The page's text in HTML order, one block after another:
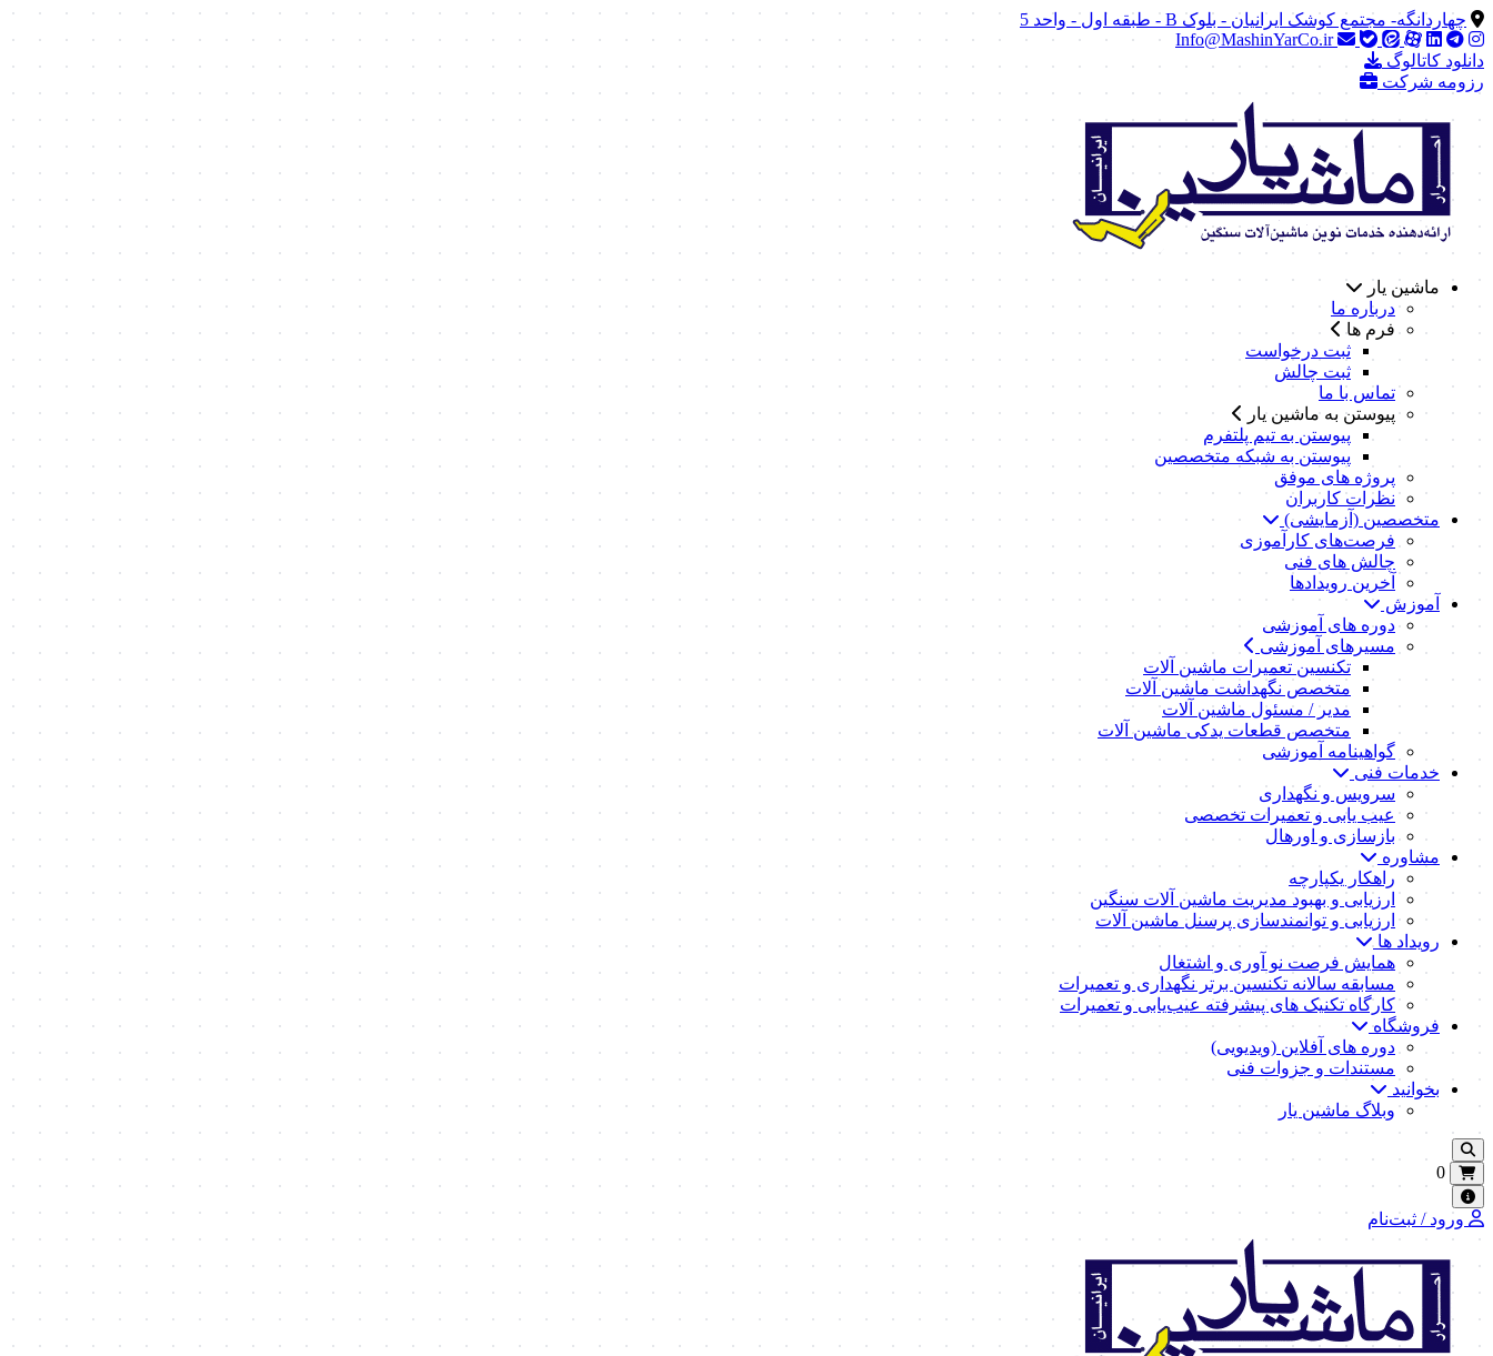
چهاردانگه- مجتمع کوشک ایرانیان - بلوک B - طبقه اول - واحد 5
Info@MashinYarCo.ir
دانلود کاتالوگ
رزومه شرکت
ماشین یار
درباره ما
فرم ها
ثبت درخواست
ثبت چالش
تماس با ما
پیوستن به ماشین یار
پیوستن به تیم پلتفرم
پیوستن به شبکه متخصصین
پروژه های موفق
نظرات کاربران
متخصصین (آزمایشی)
فرصت‌های کارآموزی
چالش های فنی
آخرین رویدادها
آموزش
دوره های آموزشی
مسیرهای آموزشی
تکنسین تعمیرات ماشین آلات
متخصص نگهداشت ماشین آلات
مدیر / مسئول ماشین آلات
متخصص قطعات یدکی ماشین آلات
گواهینامه آموزشی
خدمات فنی
سرویس و نگهداری
عیب یابی و تعمیرات تخصصی
بازسازی و اورهال
مشاوره
راهکار یکپارچه
ارزیابی و بهبود مدیریت ماشین آلات سنگین
ارزیابی و توانمندسازی پرسنل ماشین آلات
رویداد ها
همایش فرصت نو آوری و اشتغال
مسابقه سالانه تکنسین برتر نگهداری و تعمیرات
کارگاه تکنیک‌ های پیشرفته عیب‌یابی و تعمیرات
فروشگاه
دوره های آفلاین (ویدیویی)
مستندات و جزوات فنی
بخوانید
وبلاگ ماشین یار
0
ورود / ثبت‌نام